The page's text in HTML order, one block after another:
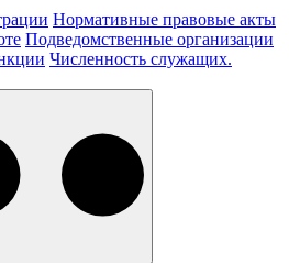
Нормативные правовые акты
Подведомственные организации
Численность служащих.